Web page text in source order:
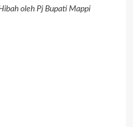
oleh Pj Bupati Mappi